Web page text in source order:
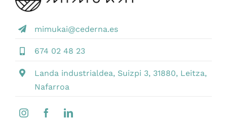
mimukai@cederna.es
674 02 48 23
Landa industrialdea, Suizpi 3, 31880, Leitza,
Nafarroa